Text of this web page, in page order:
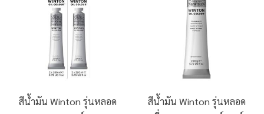
สีน้ำมัน Winton รุ่นหลอด
สีน้ำมัน Winton รุ่นหลอด